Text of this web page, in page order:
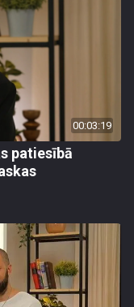
00:03:19
patiesībā